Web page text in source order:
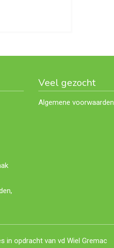
Veel gezocht
Algemene voorwaarden
in opdracht van vd Wiel Gremac